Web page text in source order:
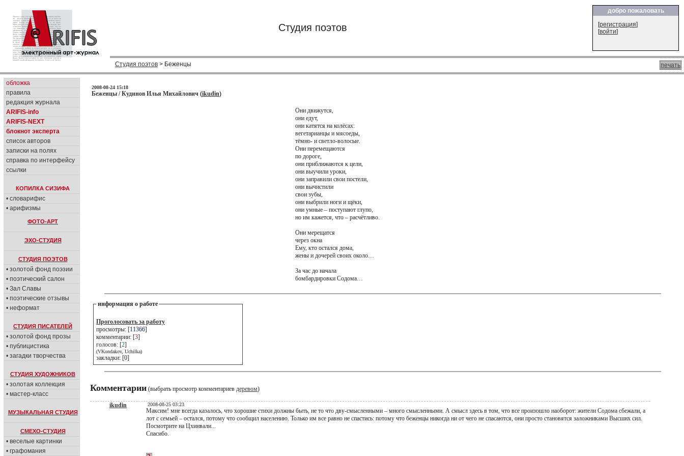
Студия поэтов
добро пожаловать
[регистрация]
[войти]
печать
Студия поэтов > Беженцы
обложка
правила
редакция журнала
ARIFIS-info
ARIFIS-NEXT
блокнот эксперта
список авторов
записки на полях
справка по интерфейсу
ссылки
КОПИЛКА СИЗИФА
• словарифис
• арифизмы
ФОТО-АРТ
ЭХО-СТУДИЯ
СТУДИЯ ПОЭТОВ
• золотой фонд поэзии
• поэтический салон
• Зал Славы
• поэтические отзывы
• неформат
СТУДИЯ ПИСАТЕЛЕЙ
• золотой фонд прозы
• публицистика
• загадки творчества
СТУДИЯ ХУДОЖНИКОВ
• золотая коллекция
• мастер-класс
МУЗЫКАЛЬНАЯ СТУДИЯ
СМЕХО-СТУДИЯ
• веселые картинки
• графомания
2008-08-24 15:18
Беженцы / Кудинов Илья Михайлович (ikudin)
Они движутся,
они едут,
они катятся на колёсах:
вегетарианцы и мясоеды,
тёмно- и светло-волосые.
Они перемещаются
по дороге,
они приближаются к цели,
они выучили уроки,
они заправили свои постели,
они вычистили
свои зубы,
они выбрили ноги и щёки,
они умные – поступают глупо,
но им кажется, что – расчётливо.
Они мерещатся
через окна
Ему, кто остался дома,
жены и дочерей своих около…
За час до начала
бомбардировки Содома…
информация о работе
Проголосовать за работу
просмотры: [11366]
комментарии: [3]
голосов: [2]
(VKondakov, Uchilka)
закладки: [0]
Комментарии (выбрать просмотр комментариев деревом)
ikudin 2008-08-25 03:23
Максим! мне всегда казалось, что хорошие стихи должны быть, не то что дву-смысленными – много смысленными. А смысл здесь в том, что все произошло наоборот: жители Содома сбежали, а
лот с семьей – остался, потому что сообщил населению. Только им все равно не спастись: потому что беженцы никогда ни от чего не спасаются, они просто становятся заложниками Высших сил.
Посмотрите на Цхинвали...
Спасибо.